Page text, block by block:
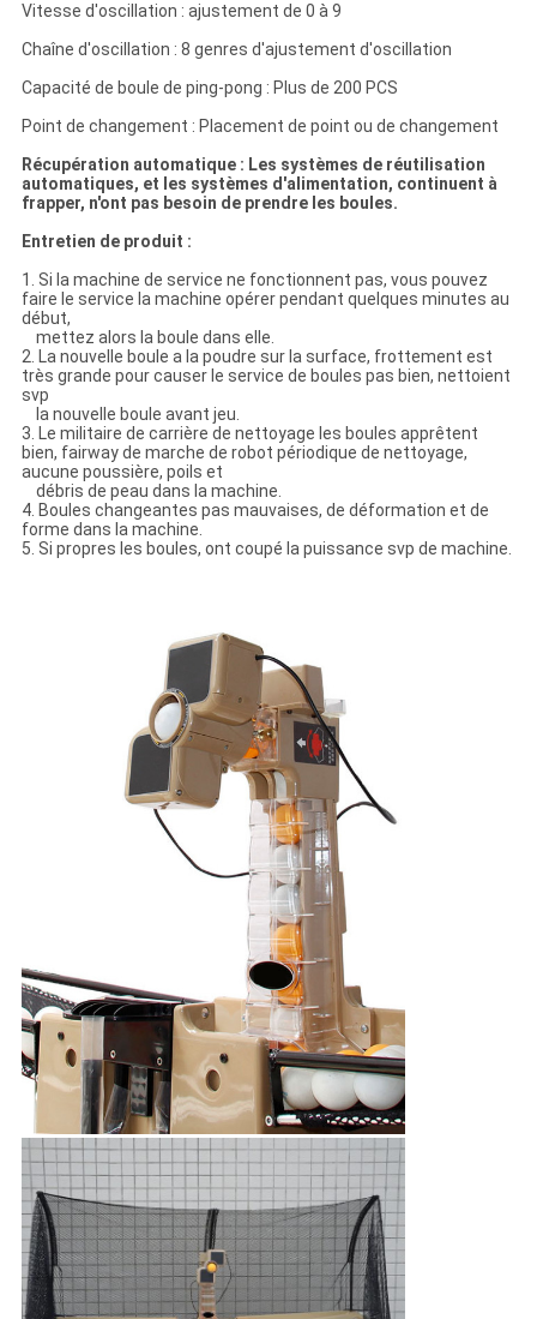
Vitesse d'oscillation : ajustement de 0 à 9
Chaîne d'oscillation : 8 genres d'ajustement d'oscillation
Capacité de boule de ping-pong : Plus de 200 PCS
Point de changement : Placement de point ou de changement
Récupération automatique : Les systèmes de réutilisation
automatiques, et les systèmes d'alimentation, continuent à
frapper, n'ont pas besoin de prendre les boules.
Entretien de produit :
1. Si la machine de service ne fonctionnent pas, vous pouvez
faire le service la machine opérer pendant quelques minutes au
début,
mettez alors la boule dans elle.
2. La nouvelle boule a la poudre sur la surface, frottement est
très grande pour causer le service de boules pas bien, nettoient
svp
la nouvelle boule avant jeu.
3. Le militaire de carrière de nettoyage les boules apprêtent
bien, fairway de marche de robot périodique de nettoyage,
aucune poussière, poils et
débris de peau dans la machine.
4. Boules changeantes pas mauvaises, de déformation et de
forme dans la machine.
5. Si propres les boules, ont coupé la puissance svp de machine.